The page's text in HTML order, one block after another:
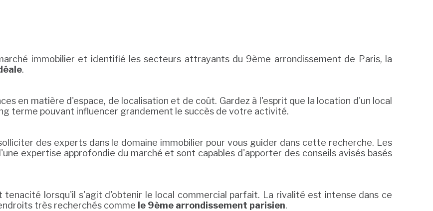
immobilier et identifié les secteurs attrayants du 9ème arrondissement de Paris, la
.
en matière d'espace, de localisation et de coût. Gardez à l'esprit que la location d'un local
terme pouvant influencer grandement le succès de votre activité.
des experts dans le domaine immobilier pour vous guider dans cette recherche. Les
expertise approfondie du marché et sont capables d'apporter des conseils avisés basés
tenacité lorsqu'il s'agit d'obtenir le local commercial parfait. La rivalité est intense dans ce
très recherchés comme le 9ème arrondissement parisien.